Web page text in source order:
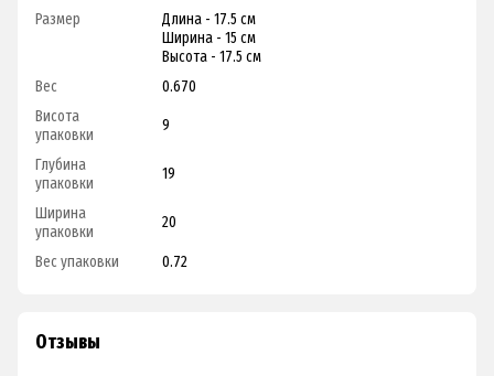
Размер
Длина - 17.5 см
Ширина - 15 см
Высота - 17.5 см
Вес
0.670
Висота
упаковки
9
Глубина
упаковки
19
Ширина
упаковки
20
Вес упаковки 0.72
Отзывы